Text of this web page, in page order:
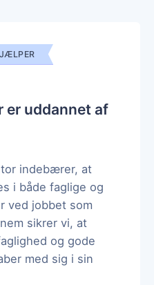
er uddannet af
indebærer, at
i både faglige og
ved jobbet som
sikrer vi, at
og gode
med sig i sin